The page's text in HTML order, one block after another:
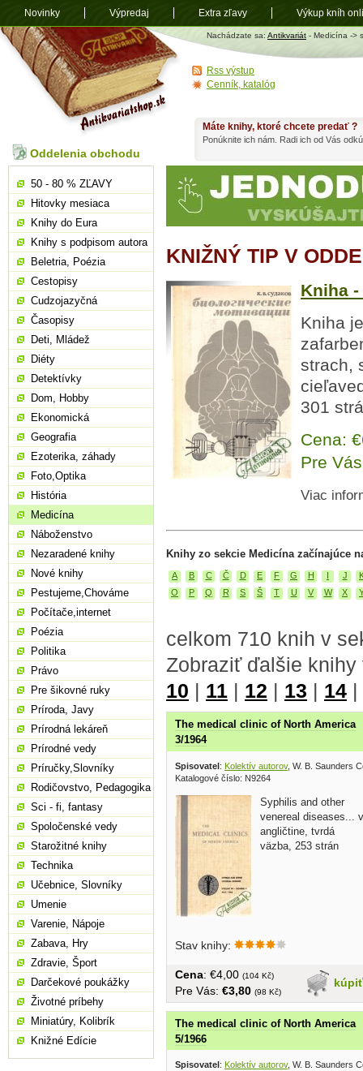
Antikvariát
shop.sk
Nachádzate sa: Antikvariát - Medicína ->
KNIŽNÝ TIP V
Kniha
Kniha
strach,
301
Cena:
Pre
Viac
Knihy zo sekcie Medicína začínajúce
A B C Č D E F G H I J
O
P Q R S Š T U V W X
celkom 710 knih v
Zobraziť ďalšie
10 | 11 | 12 | 13 | 14 |
The medical clinic of North America
3/1964
Spisovatel: Kolektív autorov, W. B. Saunders
Katalogové číslo: N9264
Syphilis and other
venereal diseases... v
angličtine, tvrdá
väzba, 253 strán
Stav knihy:
kúpiť
Cena: €4,00 (104 Kč)
Pre Vás: €3,80 (98 Kč)
The medical clinic of North America
5/1966
Spisovatel : Kolektív autorov, W. B. Saunders
Máte knihy, ktoré chcete predať ?
Ponúknite ich nám. Radi ich od Vás
Oddelenia obchodu
50 - 80 % ZĽAVY
Hitovky mesiaca
Knihy do Eura
Knihy s podpisom autora
Beletria, Poézia
Cestopisy
Cudzojazyčná
Časopisy
Deti, Mládež
Diéty
Detektívky
Dom, Hobby
Ekonomická
Geografia
Ezoterika, záhady
Foto,Optika
História
Medicína
Náboženstvo
Nezaradené knihy
Nové knihy
Pestujeme,Chováme
Počítače,internet
Poézia
Politika
Právo
Pre šikovné ruky
Príroda, Javy
Prírodná lekáreň
Prírodné vedy
Príručky,Slovníky
Rodičovstvo, Pedagogika
Sci - fi, fantasy
Spoločenské vedy
Starožitné knihy
Technika
Učebnice, Slovníky
Umenie
Varenie, Nápoje
Zabava, Hry
Zdravie, Šport
Darčekové poukážky
Životné príbehy
Miniatúry, Kolibrík
Knižné Edície
Rss výstup
Cenník, katalóg
Novinky Výpredaj Extra zľavy Výkup kníh